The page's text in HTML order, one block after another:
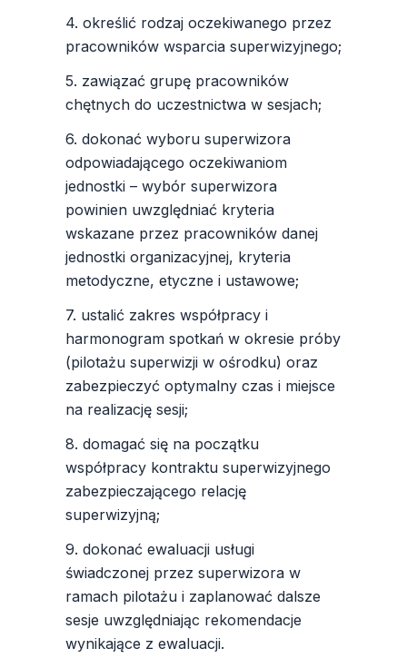
4. określić rodzaj oczekiwanego przez
pracowników wsparcia superwizyjnego;
5. zawiązać grupę pracowników
chętnych do uczestnictwa w sesjach;
6. dokonać wyboru superwizora
odpowiadającego oczekiwaniom
jednostki – wybór superwizora
powinien uwzględniać kryteria
wskazane przez pracowników danej
jednostki organizacyjnej, kryteria
metodyczne, etyczne i ustawowe;
7. ustalić zakres współpracy i
harmonogram spotkań w okresie próby
(pilotażu superwizji w ośrodku) oraz
zabezpieczyć optymalny czas i miejsce
na realizację sesji;
8. domagać się na początku
współpracy kontraktu superwizyjnego
zabezpieczającego relację
superwizyjną;
9. dokonać ewaluacji usługi
świadczonej przez superwizora w
ramach pilotażu i zaplanować dalsze
sesje uwzględniając rekomendacje
wynikające z ewaluacji.